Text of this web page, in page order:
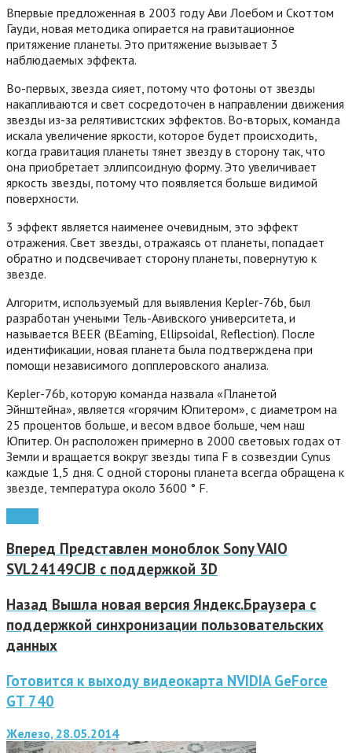
Впервые предложенная в 2003 году Ави Лоебом и Скоттом
Гауди, новая методика опирается на гравитационное
притяжение планеты. Это притяжение вызывает 3
наблюдаемых эффекта.
Во-первых, звезда сияет, потому что фотоны от звезды
накапливаются и свет сосредоточен в направлении движения
звезды из-за релятивистских эффектов. Во-вторых, команда
искала увеличение яркости, которое будет происходить,
когда гравитация планеты тянет звезду в сторону так, что
она приобретает эллипсоидную форму. Это увеличивает
яркость звезды, потому что появляется больше видимой
поверхности.
3 эффект является наименее очевидным, это эффект
отражения. Свет звезды, отражаясь от планеты, попадает
обратно и подсвечивает сторону планеты, повернутую к
звезде.
Алгоритм, используемый для выявления Kepler-76b, был
разработан учеными Тель-Авивского университета, и
называется BEER (BEaming, Ellipsoidal, Reflection). После
идентификации, новая планета была подтверждена при
помощи независимого допплеровского анализа.
Kepler-76b, которую команда назвала «Планетой
Эйнштейна», является «горячим Юпитером», с диаметром на
25 процентов больше, и весом вдвое больше, чем наш
Юпитер. Он расположен примерно в 2000 световых годах от
Земли и вращается вокруг звезды типа F в созвездии Cynus
каждые 1,5 дня. С одной стороны планета всегда обращена к
звезде, температура около 3600 ° F.
Вперед Представлен моноблок Sony VAIO
SVL24149CJB с поддержкой 3D
Назад Вышла новая версия Яндекс.Браузера с
поддержкой синхронизации пользовательских
данных
Готовится к выходу видеокарта NVIDIA GeForce
GT 740
Железо, 28.05.2014